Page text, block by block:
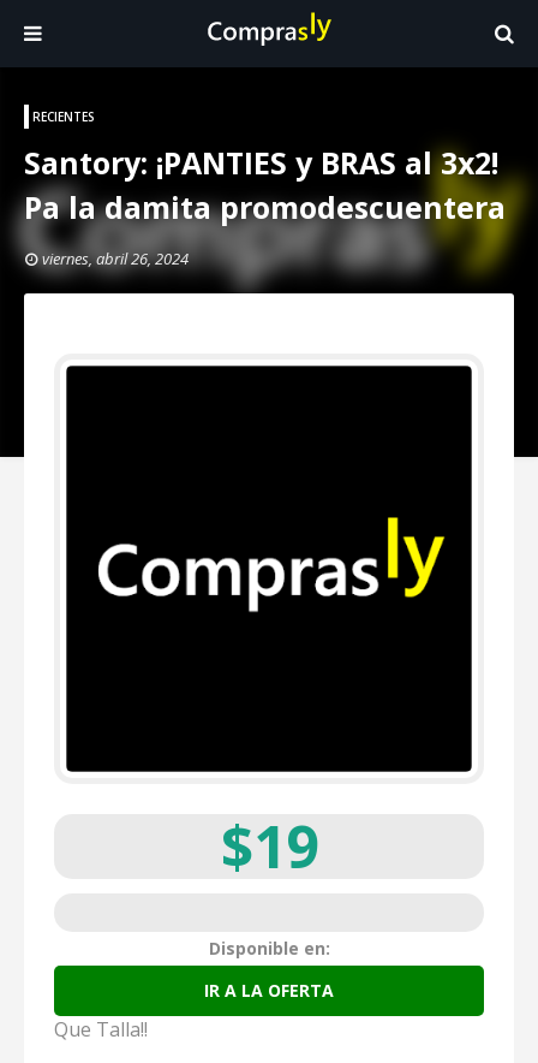
RECIENTES
Santory: ¡PANTIES y BRAS al 3x2!
Pa la damita promodescuentera
viernes, abril 26, 2024
$19
Disponible en:
IR A LA OFERTA
Que Talla!!